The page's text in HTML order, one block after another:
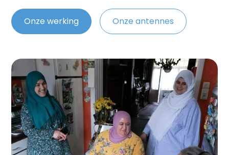
Onze werking Onze antennes